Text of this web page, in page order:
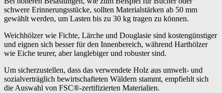
schwere Erinnerungsstücke, sollten Materialstärken ab 50 mm
gewählt werden, um Lasten bis zu 30 kg tragen zu können.
Weichhölzer wie Fichte, Lärche und Douglasie sind kostengünstiger
und eignen sich besser für den Innenbereich, während Harthölzer
wie Eiche teurer, aber langlebiger und robuster sind.
Um sicherzustellen, dass das verwendete Holz aus umwelt- und
sozialverträglich bewirtschafteten Wäldern stammt, empfiehlt sich
die Auswahl von FSC®-zertifizierten Materialien.